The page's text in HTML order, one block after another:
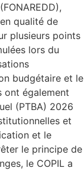
qualité de
plusieurs points
lors du
budgétaire et le
ont également
(PTBA) 2026
et
et le
le principe de
le COPIL a